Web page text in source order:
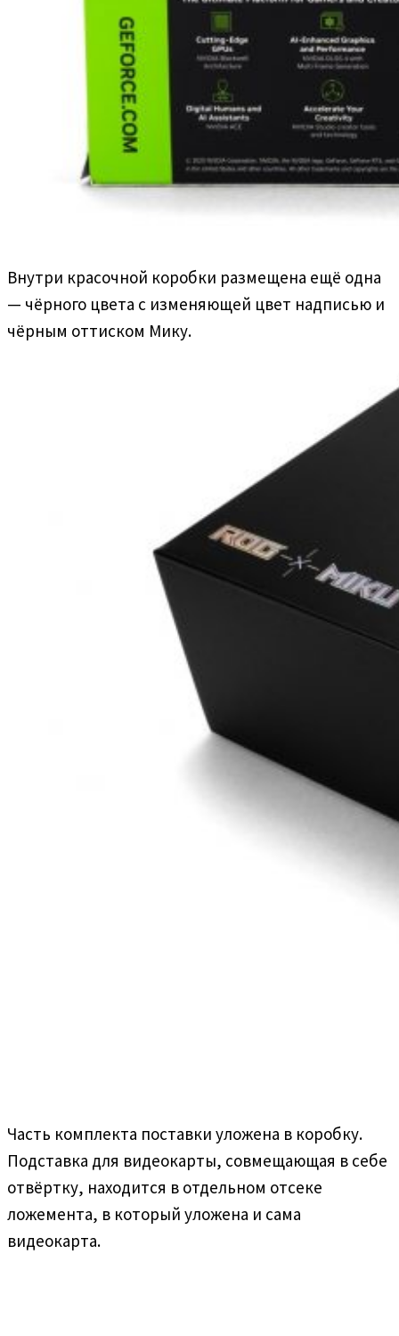
Внутри красочной коробки размещена ещё одна
— чёрного цвета с изменяющей цвет надписью и
чёрным оттиском Мику.
Часть комплекта поставки уложена в коробку.
Подставка для видеокарты, совмещающая в себе
отвёртку, находится в отдельном отсеке
ложемента, в который уложена и сама
видеокарта.